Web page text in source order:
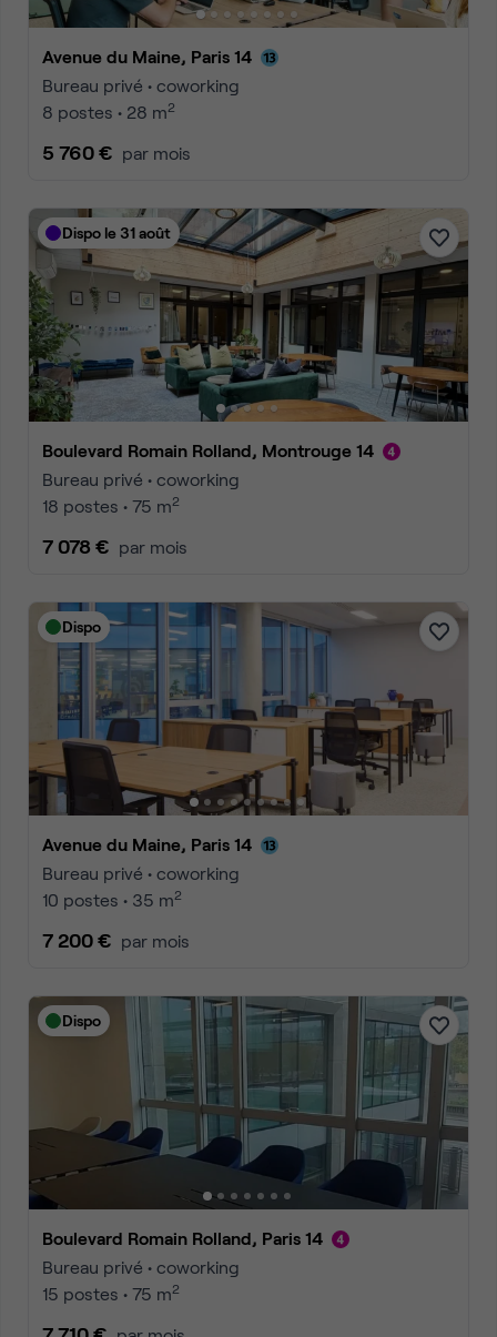
Avenue du Maine, Paris 14
Bureau privé • coworking
8 postes • 28 m2
5 760 € par mois
Dispo le 31 août
Boulevard Romain Rolland, Montrouge 14
Bureau privé • coworking
18 postes • 75 m2
7 078 € par mois
Dispo
Avenue du Maine, Paris 14
Bureau privé • coworking
10 postes • 35 m2
7 200 € par mois
Dispo
Boulevard Romain Rolland, Paris 14
Bureau privé • coworking
15 postes • 75 m2